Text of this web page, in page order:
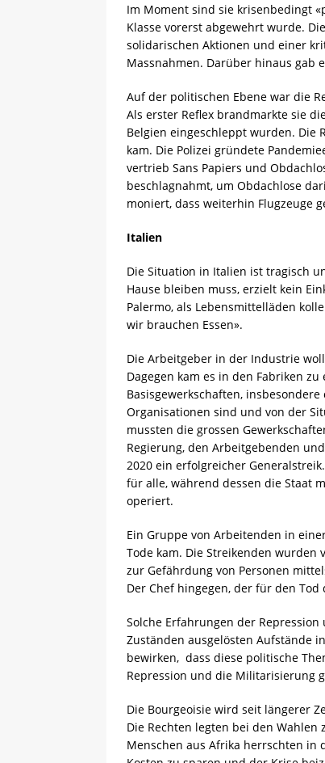
Im Moment sind sie krisenbedingt
Klasse vorerst abgewehrt wurde.
solidarischen Aktionen und einer
Massnahmen. Darüber hinaus gab
Auf der politischen Ebene war die
Als erster Reflex brandmarkte sie
Belgien eingeschleppt wurden. Die
kam. Die Polizei gründete
vertrieb Sans Papiers und
beschlagnahmt, um Obdachlose
moniert, dass weiterhin Flugzeuge
Italien
Die Situation in Italien ist tragisch
Hause bleiben muss, erzielt kein
Palermo, als Lebensmittelläden
wir brauchen Essen».
Die Arbeitgeber in der Industrie
Dagegen kam es in den Fabriken
Basisgewerkschaften,
Organisationen sind und von der
mussten die grossen
Regierung, den Arbeitgebenden
2020 ein erfolgreicher
für alle, während dessen die Staat
operiert.
Ein Gruppe von Arbeitenden in
Tode kam. Die Streikenden wurden
zur Gefährdung von Personen
Der Chef hingegen, der für den
Solche Erfahrungen der
Zuständen ausgelösten Aufstände
bewirken, dass diese politische
Repression und die Militarisierung
Die Bourgeoisie wird seit längerer
Die Rechten legten bei den
Menschen aus Afrika herrschten in